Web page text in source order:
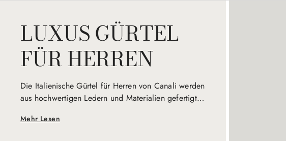
LUXUS GÜRTEL
FÜR HERREN
Mehr Lesen
Die Italienische Gürtel für Herren von Canali werden
aus hochwertigen Ledern und Materialien gefertigt
Ergänzung zu jedem lässigen und formellen Outfit